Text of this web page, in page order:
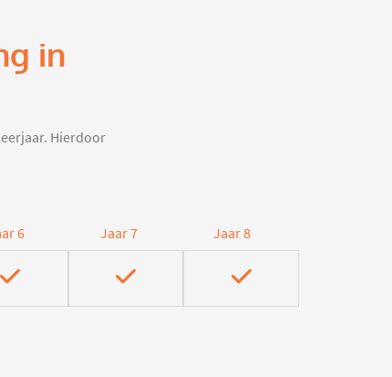
in
Hierdoor
6 Jaar 7 Jaar 8